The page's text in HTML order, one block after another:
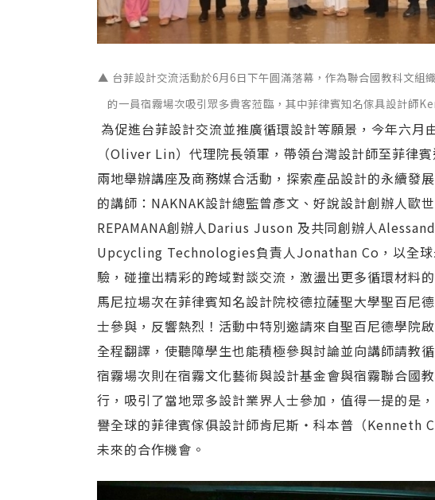
▲ 台菲設計交流活動於6月6日下午圓滿落幕，作為聯合國教科文
的一員宿霧場次吸引眾多貴客蒞臨，其中菲律賓知名傢具設計師
為促進台菲設計交流並推廣循環設計等願景，今年六月
（Oliver Lin）代理院長領軍，帶領台灣設計師至菲律
兩地舉辦講座及商務媒合活動，探索產品設計的永續發
的講師：NAKNAK設計總監曾彥文、好說設計創辦人歐
REPAMANA創辦人Darius Juson 及共同創辦人
Upcycling Technologies負責人Jonathan Co，以全球
驗，碰撞出精彩的跨域對談交流，激盪出更多循環材料
馬尼拉場次在菲律賓知名設計院校德拉薩聖大學聖百尼
士參與，反響熱烈！活動中特別邀請來自聖百尼德學院
全程翻譯，使聽障學生也能積極參與討論並向講師請教
宿霧場次則在宿霧文化藝術與設計基金會與宿霧聯合國
行，吸引了當地眾多設計業界人士參加，值得一提的是
譽全球的菲律賓傢俱設計師肯尼斯‧科本普（Kenneth
未來的合作機會。